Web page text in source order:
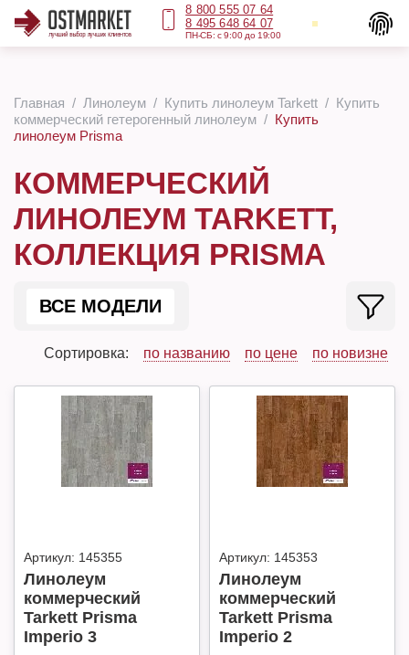
8 800 555 07 64
8 495 648 64 07
ПН-СБ: с 9:00 до 19:00
Главная Линолеум Купить линолеум Tarkett
Купить
коммерческий гетерогенный линолеум
Купить
линолеум Prisma
КОММЕРЧЕСКИЙ
ЛИНОЛЕУМ TARKETT,
КОЛЛЕКЦИЯ PRISMA
ВСЕ МОДЕЛИ
Сортировка: по названию по цене по новизне
Артикул: 145355
Линолеум
коммерческий
Tarkett Prisma
Imperio 3
Артикул: 145353
Линолеум
коммерческий
Tarkett Prisma
Imperio 2